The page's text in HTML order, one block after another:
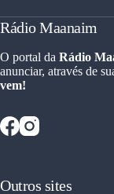
Rádio Maanaim
O portal da Rádio
anunciar, através de
vem!
Outros sites